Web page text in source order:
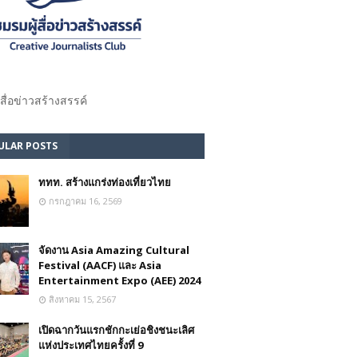
อข่าวสร้างสรรค์​
POSTS
ททท. สร้างแกร่งท่องเที่ยวไทย
กรกฎาคม 16, 2569
จัดงาน Asia Amazing Cultural
Festival (AACF) และ Asia
Entertainment Expo (AEE) 2024
สิงหาคม 15, 2567
เปิดฉากวันแรกชักกะเย่อชิงชนะเลิศ
แห่งประเทศไทยครั้งที่ 9